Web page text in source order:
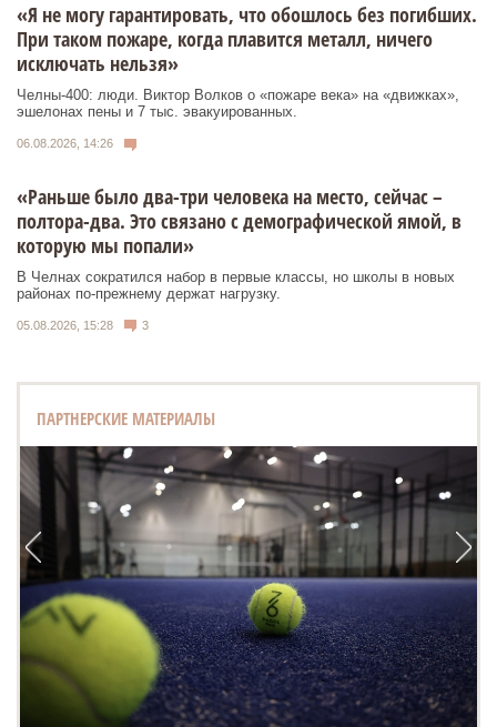
«Я не могу гарантировать, что обошлось без погибших.
При таком пожаре, когда плавится металл, ничего
исключать нельзя»
Челны-400: люди. Виктор Волков о «пожаре века» на «движках»,
эшелонах пены и 7 тыс. эвакуированных.
06.08.2026, 14:26
«Раньше было два-три человека на место, сейчас –
полтора-два. Это связано с демографической ямой, в
которую мы попали»
В Челнах сократился набор в первые классы, но школы в новых
районах по-прежнему держат нагрузку.
05.08.2026, 15:28 3
ПАРТНЕРСКИЕ МАТЕРИАЛЫ